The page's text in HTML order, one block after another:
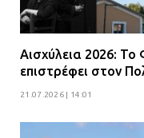
Αισχύλεια 2026: Το
επιστρέφει στον
21.07.2026 | 14:01